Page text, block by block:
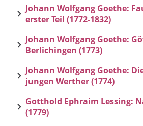
Johann Wolfgang Goethe:
erster Teil (1772-1832)
Johann Wolfgang Goethe:
Berlichingen (1773)
Johann Wolfgang Goethe:
jungen Werther (1774)
Gotthold Ephraim Lessing:
(1779)